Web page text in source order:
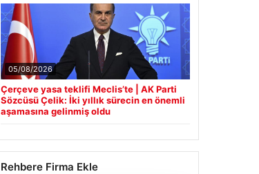
05/08/2026
Çerçeve yasa teklifi Meclis’te | AK Parti
Sözcüsü Çelik: İki yıllık sürecin en önemli
aşamasına gelinmiş oldu
Rehbere Firma Ekle